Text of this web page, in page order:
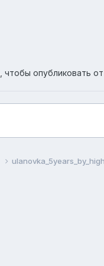
, чтобы опубликовать